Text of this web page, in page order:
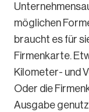
möglichen
braucht es für
Firmenkarte.
Kilometer- und
Oder die
Ausgabe